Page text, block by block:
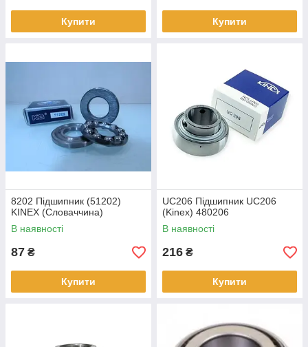
Купити Купити
8202 Підшипник (51202)
KINEX (Словаччина)
В наявності
87 ₴
Купити
UC206 Підшипник UC206
(Kinex) 480206
В наявності
216 ₴
Купити